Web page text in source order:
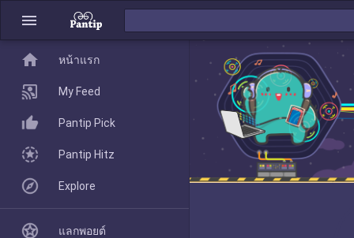
menu
home
Pantip Pick
home หน้าแรก
My Feed
Pantip Pick
Pantip Hitz
Explore
แลกพอยต์